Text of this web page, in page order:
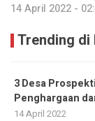
14 April 2022 -
Trending di
3 Desa
Penghargaan
14 April 2022